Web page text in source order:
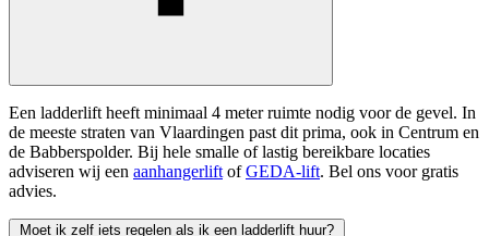
Een ladderlift heeft minimaal 4 meter ruimte nodig voor de gevel. In
de meeste straten van Vlaardingen past dit prima, ook in Centrum en
de Babberspolder. Bij hele smalle of lastig bereikbare locaties
adviseren wij een aanhangerlift ofGEDA-lift. Bel ons voor gratis
advies.
Moet ik zelf iets regelen als ik een ladderlift huur?